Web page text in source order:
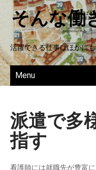
そんな働
活躍できる仕事はほかに
Menu
派遣で多
指す
看護師には就職先が豊富